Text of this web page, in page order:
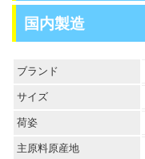
国内製造
ブランド
サイズ
荷姿
主原料原産地